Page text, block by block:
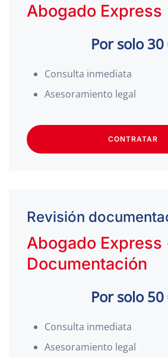
Abogado Express
Por solo 30
Consulta inmediata
Asesoramiento legal
CONTRATAR
Revisión
Abogado Express
Documentación
Por solo 50
Consulta inmediata
Asesoramiento legal